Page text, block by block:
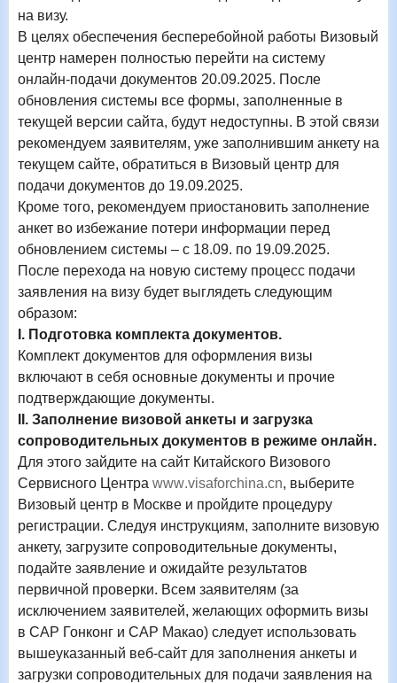
на визу.
В целях обеспечения бесперебойной работы Визовый
центр намерен полностью перейти на систему
онлайн-подачи документов 20.09.2025. После
обновления системы все формы, заполненные в
текущей версии сайта, будут недоступны. В этой связи
рекомендуем заявителям, уже заполнившим анкету на
текущем сайте, обратиться в Визовый центр для
подачи документов до 19.09.2025.
Кроме того, рекомендуем приостановить заполнение
анкет во избежание потери информации перед
обновлением системы – с 18.09. по 19.09.2025.
После перехода на новую систему процесс подачи
заявления на визу будет выглядеть следующим
образом:
. Подготовка комплекта документов.
Комплект документов для оформления визы
включают в себя основные документы и прочие
подтверждающие документы.
. Заполнение визовой анкеты и загрузка
сопроводительных документов в режиме онлайн.
Для этого зайдите на сайт Китайского Визового
Сервисного Центра www.visaforchina.cn, выберите
Визовый центр в Москве и пройдите процедуру
регистрации. Следуя инструкциям, заполните визовую
анкету, загрузите сопроводительные документы,
подайте заявление и ожидайте результатов
первичной проверки. Всем заявителям (за
исключением заявителей, желающих оформить визы
в САР Гонконг и САР Макао) следует использовать
вышеуказанный веб-сайт для заполнения анкеты и
загрузки сопроводительных для подачи заявления на